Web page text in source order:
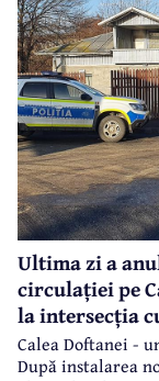
Ultima zi a
circulației pe
la intersecția
Calea Doftanei -
După instalarea